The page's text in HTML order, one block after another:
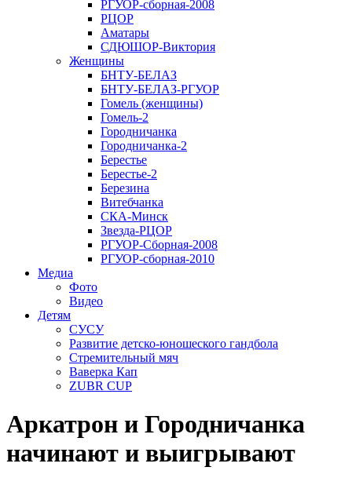
РГУОР-сборная-2008
РЦОР
Аматары
СДЮШОР-Виктория
Женщины
БНТУ-БЕЛАЗ
БНТУ-БЕЛАЗ-РГУОР
Гомель (женщины)
Гомель-2
Городничанка
Городничанка-2
Берестье
Берестье-2
Березина
Витебчанка
СКА-Минск
Звезда-РЦОР
РГУОР-Сборная-2008
РГУОР-сборная-2010
Медиа
Фото
Видео
Детям
СУСУ
Развитие детско-юношеского гандбола
Стремительный мяч
Ваверка Кап
ZUBR CUP
Аркатрон и Городничанка
начинают и выигрывают